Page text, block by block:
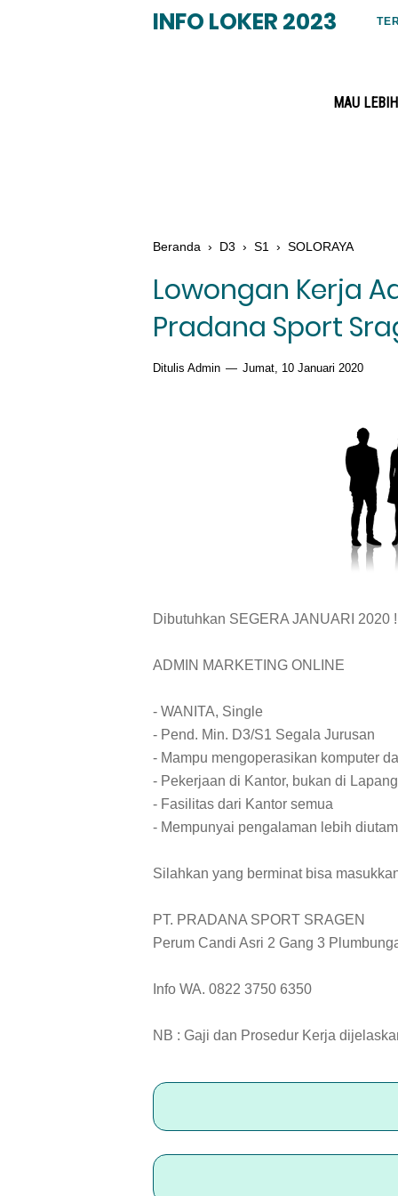
INFO LOKER 2023
MAU
Beranda › D3 › S1 › SOLORAYA
Lowongan Kerja
Pradana Sport
Ditulis Admin Jumat, 10 Januari 2020
Dibutuhkan SEGERA JANUARI 2020 !
ADMIN MARKETING ONLINE
- WANITA, Single
- Pend. Min. D3/S1 Segala Jurusan
- Mampu mengoperasikan komputer
- Pekerjaan di Kantor, bukan di
- Fasilitas dari Kantor semua
- Mempunyai pengalaman lebih
Silahkan yang berminat bisa
PT. PRADANA SPORT SRAGEN
Perum Candi Asri 2 Gang 3
Info WA. 0822 3750 6350
NB : Gaji dan Prosedur Kerja